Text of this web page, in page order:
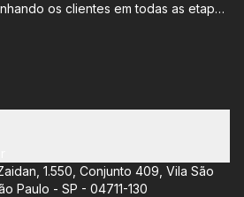
os clientes em todas as etapas
se o Isla by Cyrela, localizado em
apartamentos de 113 m² e 136 m²,
e até 3 suítes. Esses imóveis
ao Metrô e à Marginal Pinheiros,
1.550, Conjunto 409, Vila São
Paulo - SP - 04711-130